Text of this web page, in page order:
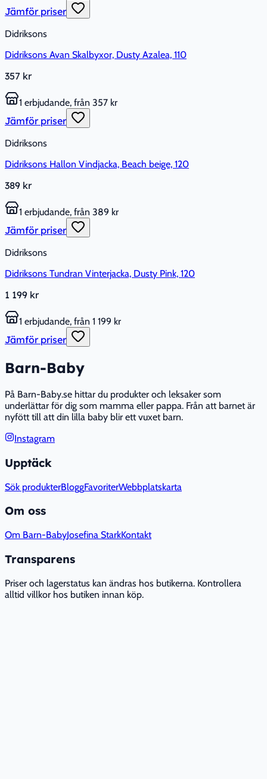
Jämför priser
Didriksons
Didriksons Avan Skalbyxor, Dusty Azalea, 110
357 kr
1 erbjudande, från 357 kr
Jämför priser
Didriksons
Didriksons Hallon Vindjacka, Beach beige, 120
389 kr
1 erbjudande, från 389 kr
Jämför priser
Didriksons
Didriksons Tundran Vinterjacka, Dusty Pink, 120
1 199 kr
1 erbjudande, från 1 199 kr
Jämför priser
Barn-Baby
På Barn-Baby.se hittar du produkter och leksaker som
underlättar för dig som mamma eller pappa. Från att barnet är
nyfött till att din lilla baby blir ett vuxet barn.
Instagram
Upptäck
Sök produkterBloggFavoriterWebbplatskarta
Om oss
Om Barn-BabyJosefina StarkKontakt
Transparens
Priser och lagerstatus kan ändras hos butikerna. Kontrollera
alltid villkor hos butiken innan köp.